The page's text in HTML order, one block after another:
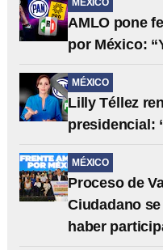
MÉXICO
AMLO pone
por México:
MÉXICO
Lilly Téllez
presidencial:
MÉXICO
Proceso de
Ciudadano
haber